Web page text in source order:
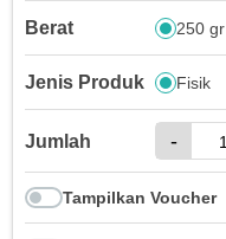
Berat 250 gr
Jenis Produk Fisik
Jumlah -
Tampilkan Voucher